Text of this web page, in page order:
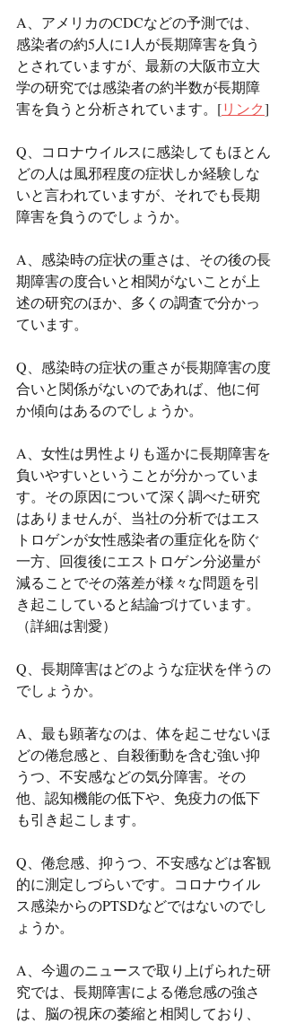
A、アメリカのCDCなどの予測では、
感染者の約5人に1人が長期障害を負う
とされていますが、最新の大阪市立大
学の研究では感染者の約半数が長期障
害を負うと分析されています。[リンク]
Q、コロナウイルスに感染してもほとん
どの人は風邪程度の症状しか経験しな
いと言われていますが、それでも長期
障害を負うのでしょうか。
A、感染時の症状の重さは、その後の長
期障害の度合いと相関がないことが上
述の研究のほか、多くの調査で分かっ
ています。
Q、感染時の症状の重さが長期障害の度
合いと関係がないのであれば、他に何
か傾向はあるのでしょうか。
A、女性は男性よりも遥かに長期障害を
負いやすいということが分かっていま
す。その原因について深く調べた研究
はありませんが、当社の分析ではエス
トロゲンが女性感染者の重症化を防ぐ
一方、回復後にエストロゲン分泌量が
減ることでその落差が様々な問題を引
き起こしていると結論づけています。
（詳細は割愛）
Q、長期障害はどのような症状を伴うの
でしょうか。
A、最も顕著なのは、体を起こせないほ
どの倦怠感と、自殺衝動を含む強い抑
うつ、不安感などの気分障害。その
他、認知機能の低下や、免疫力の低下
も引き起こします。
Q、倦怠感、抑うつ、不安感などは客観
的に測定しづらいです。コロナウイル
ス感染からのPTSDなどではないのでし
ょうか。
A、今週のニュースで取り上げられた研
究では、長期障害による倦怠感の強さ
は、脳の視床の萎縮と相関しており、